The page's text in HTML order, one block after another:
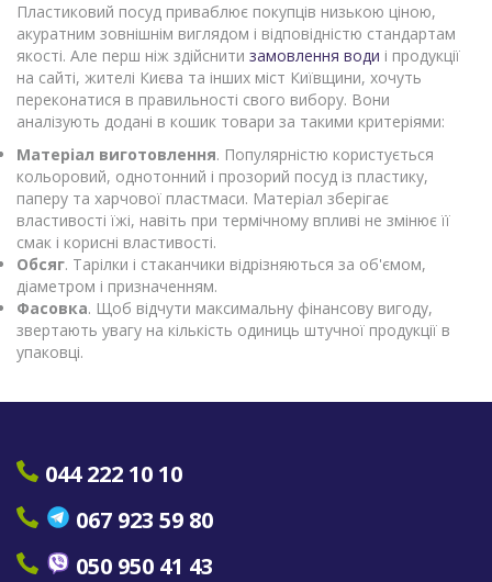
Пластиковий посуд приваблює покупців низькою ціною,
акуратним зовнішнім виглядом і відповідністю стандартам
якості. Але перш ніж здійснити замовлення води і продукції
на сайті, жителі Києва та інших міст Київщини, хочуть
переконатися в правильності свого вибору. Вони
аналізують додані в кошик товари за такими критеріями:
Матеріал виготовлення. Популярністю користується
кольоровий, однотонний і прозорий посуд із пластику,
паперу та харчової пластмаси. Матеріал зберігає
властивості їжі, навіть при термічному впливі не змінює її
смак і корисні властивості.
Обсяг. Тарілки і стаканчики відрізняються за об'ємом,
діаметром і призначенням.
Фасовка. Щоб відчути максимальну фінансову вигоду,
звертають увагу на кількість одиниць штучної продукції в
упаковці.
044 222 10 10
067 923 59 80
050 950 41 43